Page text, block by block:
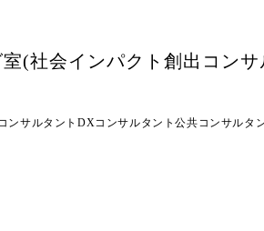
(社会インパクト創出コン
ンサルタントDXコンサルタント公共コンサルタ